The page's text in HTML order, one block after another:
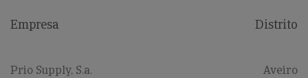
Empresa Distrito
Prio Supply, S.a. Aveiro